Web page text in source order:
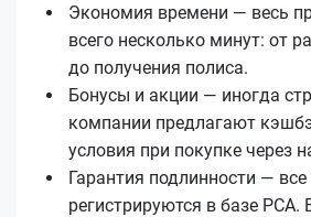
Экономия времени — весь
всего несколько минут: от
до получения полиса.
Бонусы и акции — иногда
компании предлагают
условия при покупке через
Гарантия подлинности —
регистрируются в базе